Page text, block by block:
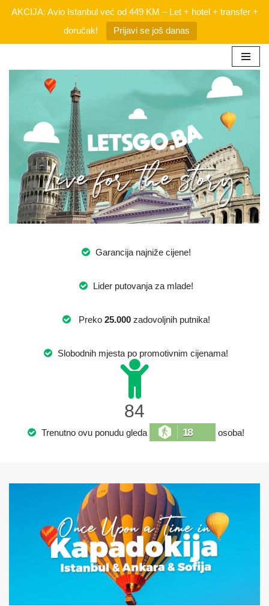
AKCIJA: Avio Istanbul već od 449 KM – Let + hotel + transfer +
doručak!
Prijavi se još danas
Garancija najniže cijene!
Lider putovanja za mlade!
Preko 25.000zadovoljnih putnika!
Slobodnih mjesta po promotivnim cijenama!
84
Trenutno ovu ponudu gleda 18 osoba!